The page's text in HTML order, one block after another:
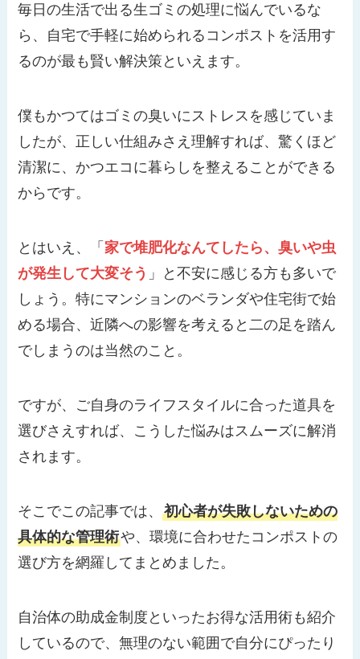
毎日の生活で出る生ゴミの処理に悩んでいるな
ら、自宅で手軽に始められるコンポストを活用す
るのが最も賢い解決策といえます。
僕もかつてはゴミの臭いにストレスを感じていま
したが、正しい仕組みさえ理解すれば、驚くほど
清潔に、かつエコに暮らしを整えることができる
からです。
とはいえ、「家で堆肥化なんてしたら、臭いや虫
が発生して大変そう 」と不安に感じる方も多いで
しょう。特にマンションのベランダや住宅街で始
める場合、近隣への影響を考えると二の足を踏ん
でしまうのは当然のこと。
ですが、ご自身のライフスタイルに合った道具を
選びさえすれば、こうした悩みはスムーズに解消
されます。
そこでこの記事では、初心者が失敗しないための
具体的な管理術や、環境に合わせたコンポストの
選び方を網羅してまとめました。
自治体の助成金制度といったお得な活用術も紹介
しているので、無理のない範囲で自分にぴったり